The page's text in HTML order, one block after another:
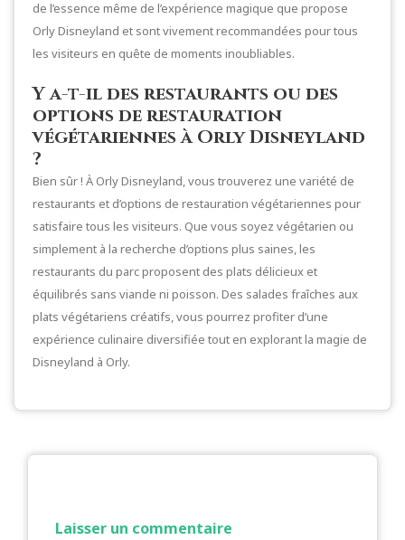
de l’essence même de l’expérience magique que propose
Orly Disneyland et sont vivement recommandées pour tous
les visiteurs en quête de moments inoubliables.
Y a-t-il des restaurants ou des
options de restauration
végétariennes à Orly Disneyland
?
Bien sûr ! À Orly Disneyland, vous trouverez une variété de
restaurants et d’options de restauration végétariennes pour
satisfaire tous les visiteurs. Que vous soyez végétarien ou
simplement à la recherche d’options plus saines, les
restaurants du parc proposent des plats délicieux et
équilibrés sans viande ni poisson. Des salades fraîches aux
plats végétariens créatifs, vous pourrez profiter d’une
expérience culinaire diversifiée tout en explorant la magie de
Disneyland à Orly.
Laisser un commentaire